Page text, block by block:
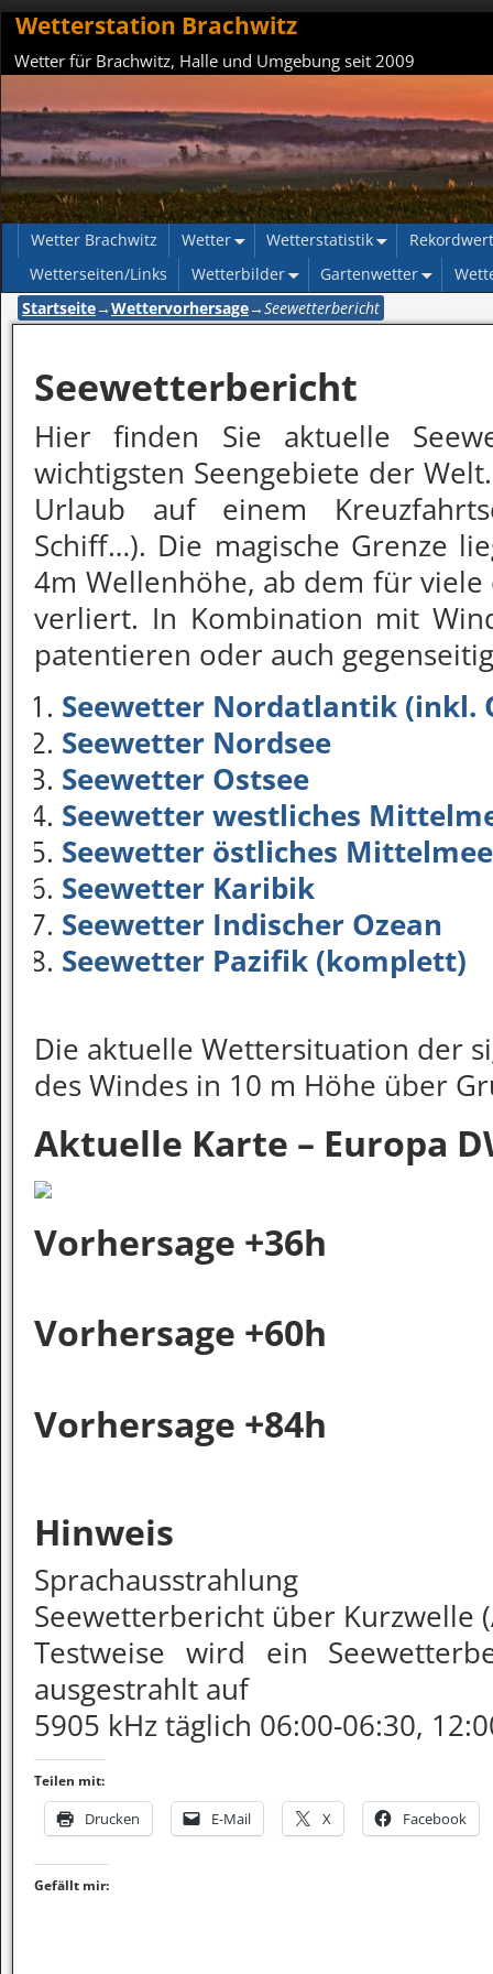
Wetterstation Brachwitz
Wetter für Brachwitz, Halle und Umgebung seit 2009
Wetter Brachwitz Wetter Wetterstatistik
Wetterseiten/Links
Wetterbilder Gartenwetter
Startseite→Wettervorhersage→Seewetterbericht
Seewetterbericht
Hier finden Sie aktuelle
wichtigsten Seengebiete der
Urlaub auf einem
Schiff…). Die magische Grenze
4m Wellenhöhe, ab dem für
verliert. In Kombination mit
patentieren oder auch
Seewetter Nordatlantik (inkl.
Seewetter Nordsee
Seewetter Ostsee
Seewetter westliches
Seewetter östliches
Seewetter Karibik
Seewetter Indischer Ozean
Seewetter Pazifik (komplett)
Die aktuelle Wettersituation der
des Windes in 10 m Höhe über
Aktuelle Karte – Europa
Vorhersage +36h
Vorhersage +60h
Vorhersage +84h
Hinweis
Sprachausstrahlung
Seewetterbericht über Kurzwelle
Testweise wird ein
ausgestrahlt auf
5905 kHz täglich 06:00-06:30,
Teilen mit:
Drucken E-Mail X Facebook
Gefällt mir: